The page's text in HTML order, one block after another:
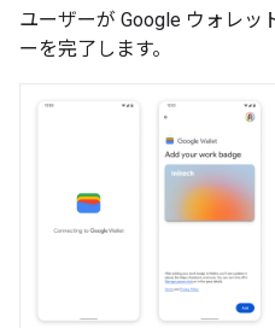
ユーザーが Google ウォレッ
ーを完了します。